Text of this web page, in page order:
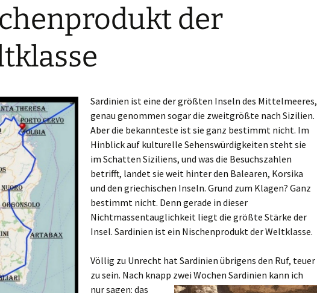
der
Sardinien ist eine der größten Inseln des Mittelmeeres,
genau genommen sogar die zweitgrößte nach Sizilien.
Aber die bekannteste ist sie ganz bestimmt nicht. Im
Hinblick auf kulturelle Sehenswürdigkeiten steht sie
im Schatten Siziliens, und was die Besuchszahlen
betrifft, landet sie weit hinter den Balearen, Korsika
und den griechischen Inseln. Grund zum Klagen? Ganz
bestimmt nicht. Denn gerade in dieser
Nichtmassentauglichkeit liegt die größte Stärke der
Insel. Sardinien ist ein Nischenprodukt der Weltklasse.
Völlig zu Unrecht hat Sardinien übrigens den Ruf, teuer
zu sein. Nach knapp zwei Wochen Sardinien kann ich
nur sagen: das